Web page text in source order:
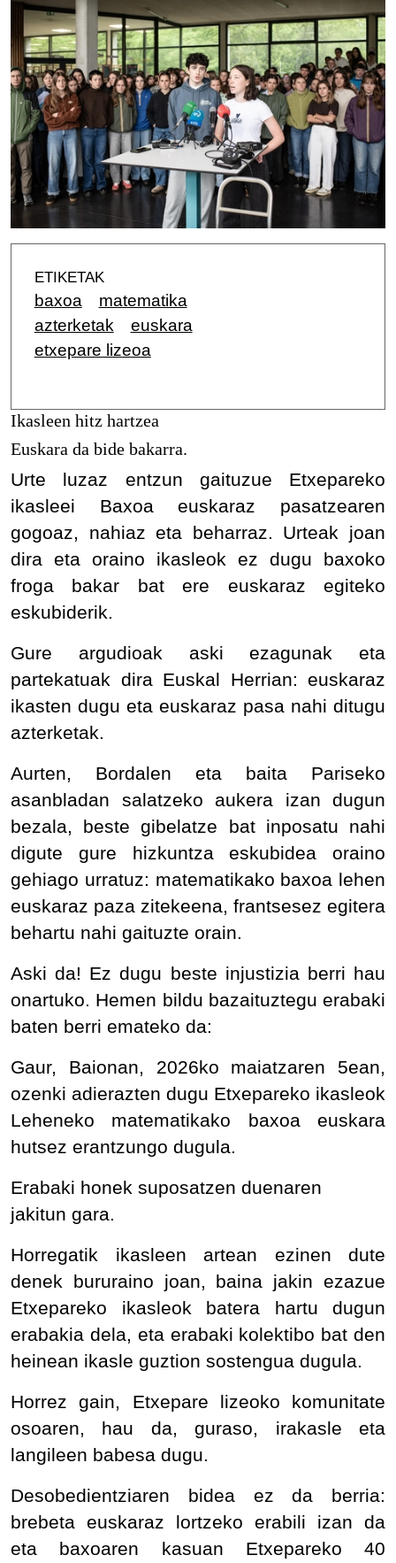
Ikasleen hitz hartzea
Euskara da bide bakarra.
Urte luzaz entzun gaituzue Etxepareko
ikasleei Baxoa euskaraz pasatzearen
gogoaz, nahiaz eta beharraz. Urteak joan
dira eta oraino ikasleok ez dugu baxoko
froga bakar bat ere euskaraz egiteko
eskubiderik.
Gure argudioak aski ezagunak eta
partekatuak dira Euskal Herrian: euskaraz
ikasten dugu eta euskaraz pasa nahi ditugu
azterketak.
Aurten, Bordalen eta baita Pariseko
asanbladan salatzeko aukera izan dugun
bezala, beste gibelatze bat inposatu nahi
digute gure hizkuntza eskubidea oraino
gehiago urratuz: matematikako baxoa lehen
euskaraz paza zitekeena, frantsesez egitera
behartu nahi gaituzte orain.
Aski da! Ez dugu beste injustizia berri hau
onartuko. Hemen bildu bazaituztegu erabaki
baten berri emateko da:
Gaur, Baionan, 2026ko maiatzaren 5ean,
ozenki adierazten dugu Etxepareko ikasleok
Leheneko matematikako baxoa euskara
hutsez erantzungo dugula.
Erabaki honek suposatzen duenaren
jakitun gara.
Horregatik ikasleen artean ezinen dute
denek bururaino joan, baina jakin ezazue
Etxepareko ikasleok batera hartu dugun
erabakia dela, eta erabaki kolektibo bat den
heinean ikasle guztion sostengua dugula.
Horrez gain, Etxepare lizeoko komunitate
osoaren, hau da, guraso, irakasle eta
langileen babesa dugu.
Desobedientziaren bidea ez da berria:
brebeta euskaraz lortzeko erabili izan da
eta baxoaren kasuan Etxepareko 40
ETIKETAK
baxoa
matematika
azterketak
euskara
etxepare lizeoa